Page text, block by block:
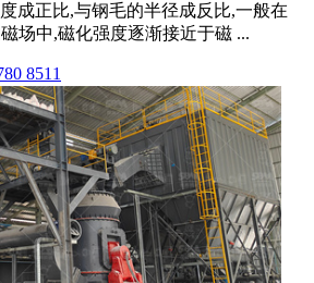
成正比,与钢毛的半径成反比,一般在
磁场中,磁化强度逐渐接近于磁 ...
8511